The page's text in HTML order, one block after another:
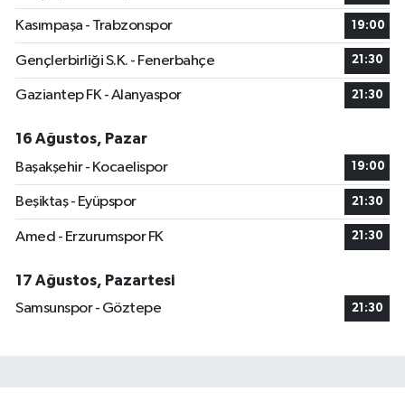
Kasımpaşa - Trabzonspor 19:00
Gençlerbirliği S.K. - Fenerbahçe 21:30
Gaziantep FK - Alanyaspor 21:30
16 Ağustos, Pazar
Başakşehir - Kocaelispor
19:00
Beşiktaş - Eyüpspor 21:30
Amed - Erzurumspor FK 21:30
17 Ağustos, Pazartesi
Samsunspor - Göztepe
21:30